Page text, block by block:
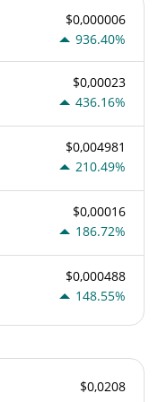
$0,000006
936.40%
$0,00023
436.16%
$0,004981
210.49%
$0,00016
186.72%
$0,000488
148.55%
$0,0208